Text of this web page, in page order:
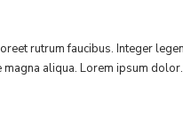
rutrum faucibus. Integer
aliqua. Lorem ipsum dolor.